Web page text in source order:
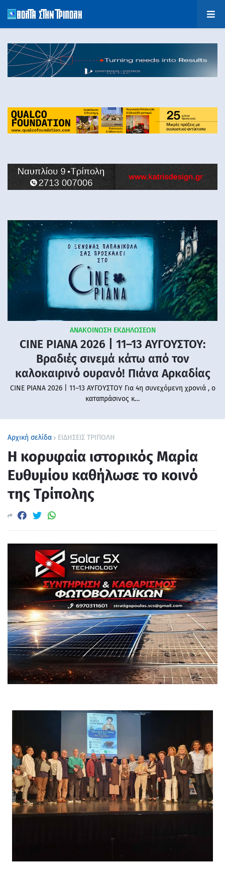
ΑΝΑΚΟΙΝΩΣΗ ΕΚΔΗΛΩΣΕΩΝ
CINE PIANA 2026 | 11–13 ΑΥΓΟΥΣΤΟΥ:
Βραδιές σινεμά κάτω από τον
καλοκαιρινό ουρανό! Πιάνα Αρκαδίας
CINE PIANA 2026 | 11–13 ΑΥΓΟΥΣΤΟΥ Για 4η συνεχόμενη χρονιά , ο
καταπράσινος κ…
Αρχική σελίδα ΕΙΔΗΣΕΙΣ ΤΡΙΠΟΛΗ
Η κορυφαία ιστορικός Μαρία
Ευθυμίου καθήλωσε το κοινό
της Τρίπολης